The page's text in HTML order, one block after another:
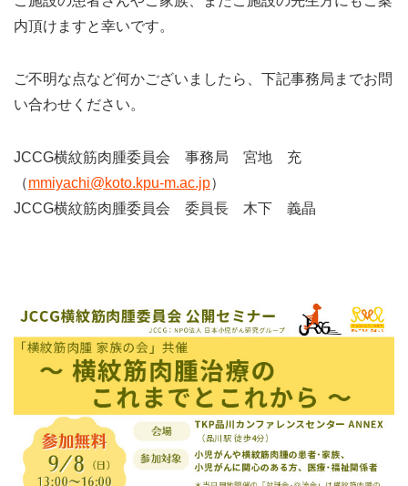
内頂けますと幸いです。
ご不明な点など何かございましたら、下記事務局までお問
い合わせください。
JCCG横紋筋肉腫委員会 事務局 宮地 充
（mmiyachi@koto.kpu-m.ac.jp）
JCCG横紋筋肉腫委員会 委員長 木下 義晶